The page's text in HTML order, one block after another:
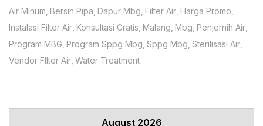
Air Minum Bersih Pipa Dapur Mbg Filter Air Harga Promo
Instalasi Filter Air Konsultasi Gratis Malang Mbg Penjernih Air
Program MBG Program Sppg Mbg Sppg Mbg Sterilisasi Air
Vendor FIlter Air Water Treatment
August 2026